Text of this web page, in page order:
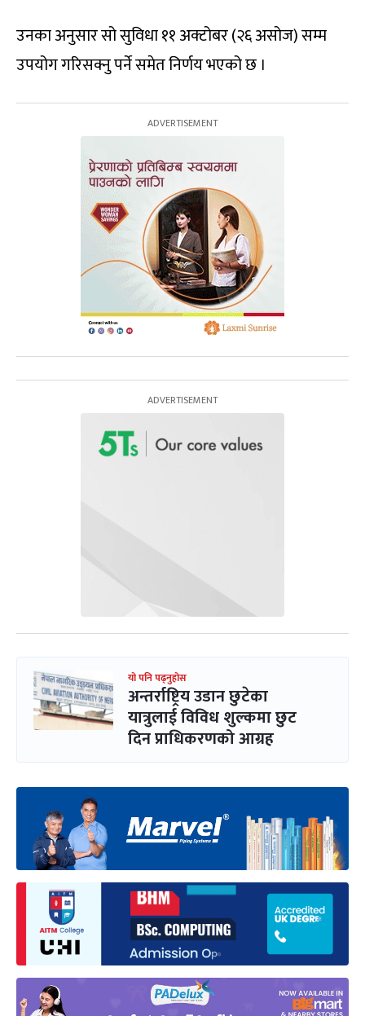
उनका अनुसार सो सुविधा ११ अक्टोबर (२६ असोज) सम्म
उपयोग गरिसक्नु पर्ने समेत निर्णय भएको छ ।
यो पनि पढ्नुहोस
अन्तर्राष्ट्रिय उडान छुटेका
यात्रुलाई विविध शुल्कमा छुट
दिन प्राधिकरणको आग्रह